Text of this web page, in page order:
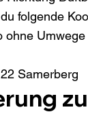
folgende
Samerberg